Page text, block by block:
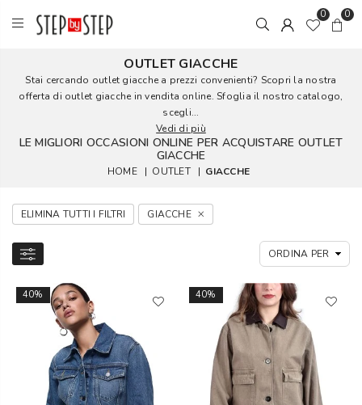
0 0
OUTLET GIACCHE
Stai cercando outlet giacche a prezzi convenienti? Scopri la nostra
offerta di outlet giacche in vendita online. Sfoglia il nostro catalogo,
scegli...
Vedi di più
LE MIGLIORI OCCASIONI ONLINE PER ACQUISTARE OUTLET
GIACCHE
HOME | OUTLET | GIACCHE
ELIMINA TUTTI I FILTRI GIACCHE
40% 40%